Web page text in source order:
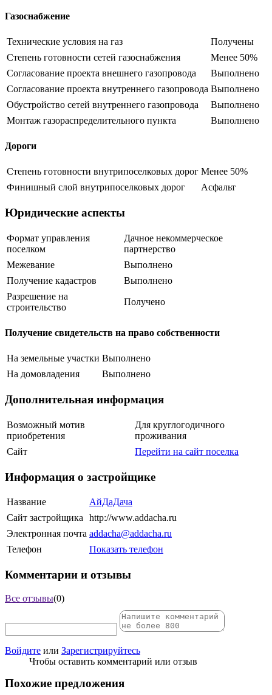
Газоснабжение
Технические условия на газ
Получены
Степень готовности сетей газоснабжения
Менее 50%
Согласование проекта внешнего газопровода
Выполнено
Согласование проекта внутреннего газопровода Выполнено
Обустройство сетей внутреннего газопровода
Выполнено
Монтаж газораспределительного пункта
Выполнено
Дороги
Степень готовности внутрипоселковых дорог Менее 50%
Финишный слой внутрипоселковых дорог
Асфальт
Юридические аспекты
Формат управления
поселком
Дачное некоммерческое
партнерство
Межевание
Выполнено
Получение кадастров
Выполнено
Разрешение на
строительство
Получено
Получение свидетельств на право собственности
На земельные участки Выполнено
На домовладения
Выполнено
Дополнительная информация
Возможный мотив
приобретения
Для круглогодичного
проживания
Сайт
Перейти на сайт поселка
Информация о застройщике
Название
АйДаДача
Сайт застройщика
http://www.addacha.ru
Электронная почта addacha@addacha.ru
Телефон
Показать телефон
Комментарии и отзывы
Все отзывы(0)
Войдите или Зарегистрируйтесь
Чтобы оставить комментарий или отзыв
Похожие предложения